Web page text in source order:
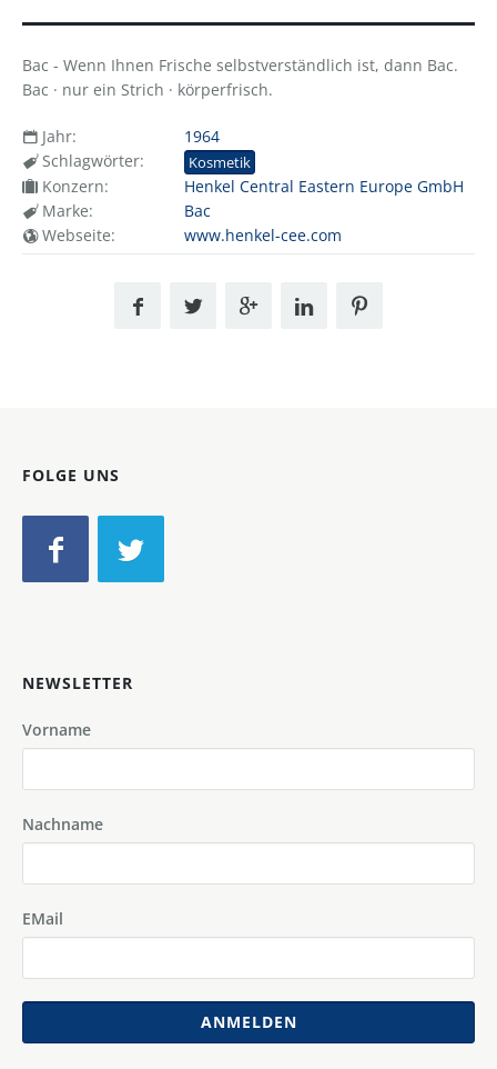
Bac - Wenn Ihnen Frische selbstverständlich ist, dann Bac.
Bac · nur ein Strich · körperfrisch.
Jahr:
1964
Schlagwörter:
Kosmetik
Konzern:
Henkel Central Eastern Europe GmbH
Marke:
Bac
Webseite:
www.henkel-cee.com
FOLGE UNS
NEWSLETTER
Vorname
Nachname
EMail
ANMELDEN